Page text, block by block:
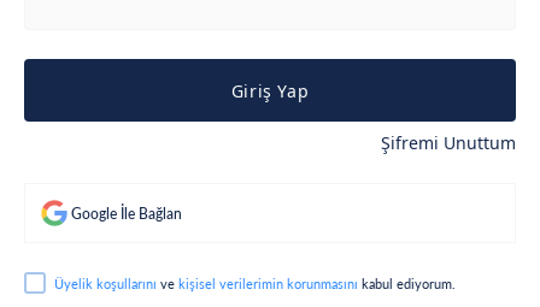
Giriş Yap
Şifremi Unuttum
Google İle Bağlan
Üyelik koşullarını ve kişisel verilerimin korunmasını kabul ediyorum.